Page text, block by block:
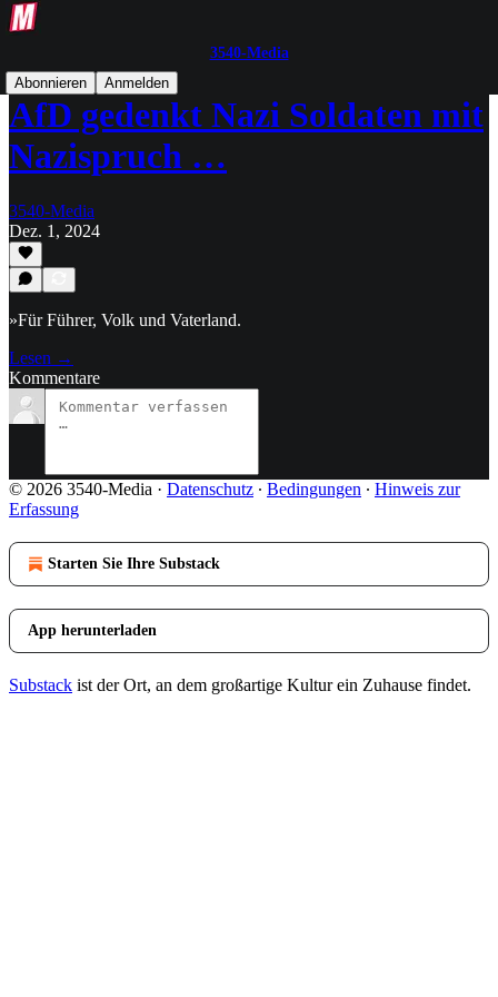
3540-Media
Abonnieren
Anmelden
AfD gedenkt Nazi Soldaten mit
Nazispruch …
3540-Media
Dez. 1, 2024
»Für Führer, Volk und Vaterland.
Lesen →
Kommentare
© 2026 3540-Media · Datenschutz ∙ Bedingungen ∙ Hinweis zur
Erfassung
Starten Sie Ihre Substack
App herunterladen
Substack ist der Ort, an dem großartige Kultur ein Zuhause findet.